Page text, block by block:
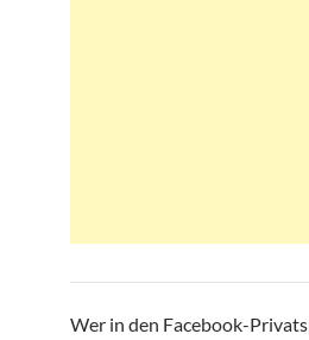
Wer in den Facebook-